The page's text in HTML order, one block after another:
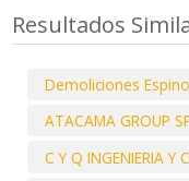
Resultados
Demoliciones
ATACAMA GROUP
C Y Q INGENIERIA Y